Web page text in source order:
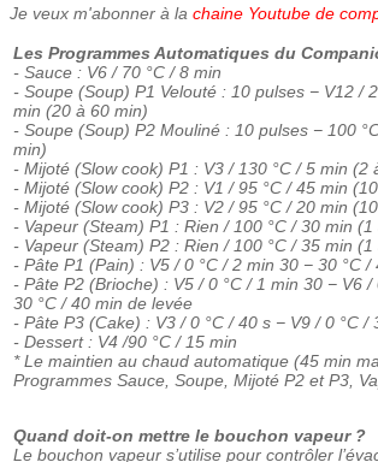
Je veux m'abonner à la chaine Youtube de
Les Programmes Automatiques du
- Sauce : V6 / 70 °C / 8 min
- Soupe (Soup) P1 Velouté : 10 pulses − V12 /
min (20 à 60 min)
- Soupe (Soup) P2 Mouliné : 10 pulses − 100
min)
- Mijoté (Slow cook) P1 : V3 / 130 °C / 5 min (2
- Mijoté (Slow cook) P2 : V1 / 95 °C / 45 min
- Mijoté (Slow cook) P3 : V2 / 95 °C / 20 min
- Vapeur (Steam) P1 : Rien / 100 °C / 30 min (1
- Vapeur (Steam) P2 : Rien / 100 °C / 35 min (1
- Pâte P1 (Pain) : V5 / 0 °C / 2 min 30 − 30 °C
- Pâte P2 (Brioche) : V5 / 0 °C / 1 min 30 − V6 /
30 °C / 40 min de levée
- Pâte P3 (Cake) : V3 / 0 °C / 40 s − V9 / 0 °C /
- Dessert : V4 /90 °C / 15 min
* Le maintien au chaud automatique (45 min
Programmes Sauce, Soupe, Mijoté P2 et P3,
Quand doit-on mettre le bouchon vapeur ?
Le bouchon vapeur s’utilise pour contrôler